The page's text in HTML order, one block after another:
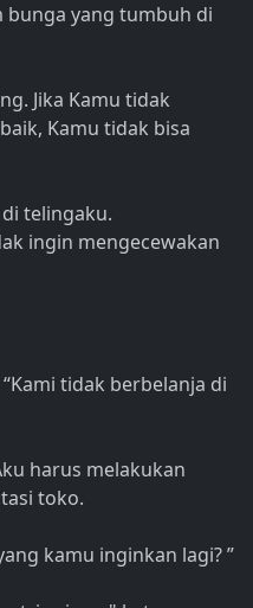
bunga yang tumbuh di
Jika Kamu tidak
Kamu tidak bisa
telingaku.
ingin mengecewakan
tidak berbelanja di
harus melakukan
toko.
kamu inginkan lagi? ”